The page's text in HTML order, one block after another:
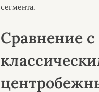
сегмента.
Сравнение с